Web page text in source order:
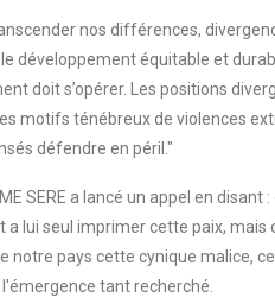
nos différences,
développement équitable et
doit s’opérer. Les positions
motifs ténébreux de violences
défendre en péril."
SERE a lancé un appel en
a lui seul imprimer cette paix, mais
notre pays cette cynique malice,
tant recherché.